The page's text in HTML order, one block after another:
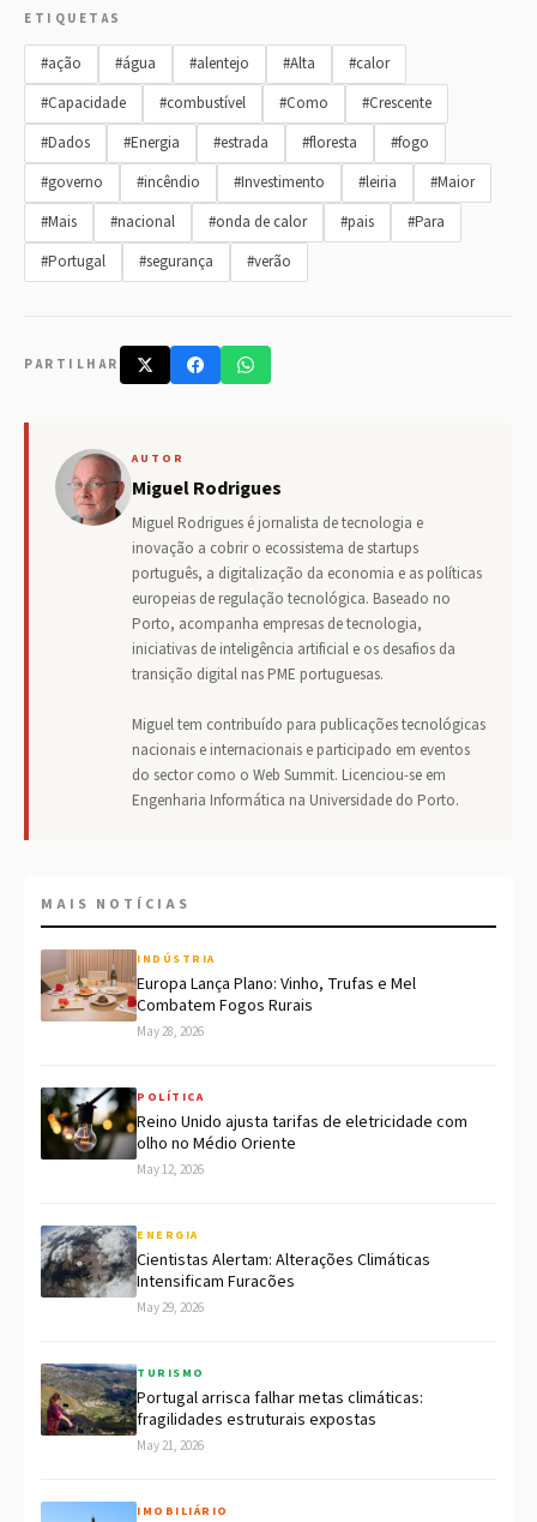
ETIQUETAS
#ação #água #alentejo #Alta
#calor
#Capacidade
#combustível #Como
#Crescente
#Dados
#Energia #estrada #floresta
#fogo
#governo
#incêndio #Investimento #leiria
#Maior
#Mais
#nacional #onda de calor #pais
#Para
#Portugal
#segurança #verão
PARTILHAR
AUTOR
Miguel Rodrigues
Miguel Rodrigues é jornalista de tecnologia e
inovação a cobrir o ecossistema de startups
português, a digitalização da economia e as políticas
europeias de regulação tecnológica. Baseado no
Porto, acompanha empresas de tecnologia,
iniciativas de inteligência artificial e os desafios da
transição digital nas PME portuguesas.
Miguel tem contribuído para publicações tecnológicas
nacionais e internacionais e participado em eventos
do sector como o Web Summit. Licenciou-se em
Engenharia Informática na Universidade do Porto.
MAIS NOTÍCIAS
INDÚSTRIA
Europa Lança Plano: Vinho, Trufas e Mel
Combatem Fogos Rurais
May 28, 2026
POLÍTICA
Reino Unido ajusta tarifas de eletricidade com
olho no Médio Oriente
May 12, 2026
ENERGIA
Cientistas Alertam: Alterações Climáticas
Intensificam Furacões
May 29, 2026
TURISMO
Portugal arrisca falhar metas climáticas:
fragilidades estruturais expostas
May 21, 2026
IMOBILIÁRIO